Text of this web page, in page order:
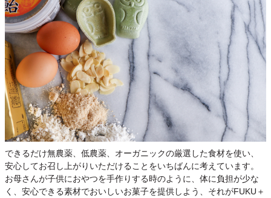
できるだけ無農薬、低農薬、オーガニックの厳選した食材を使い、
安心してお召し上がりいただけることをいちばんに考えています。
お母さんが子供におやつを手作りする時のように、体に負担が少な
く、安心できる素材でおいしいお菓子を提供しよう、それがFUKU＋